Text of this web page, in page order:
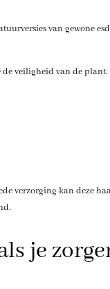
van gewone
veiligheid van de
verzorging kan deze
je